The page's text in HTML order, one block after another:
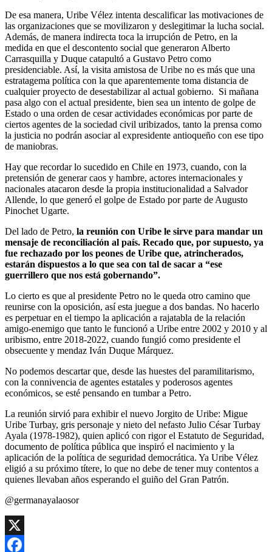
De esa manera, Uribe Vélez intenta descalificar las motivaciones de
las organizaciones que se movilizaron y deslegitimar la lucha social.
Además, de manera indirecta toca la irrupción de Petro, en la
medida en que el descontento social que generaron Alberto
Carrasquilla y Duque catapultó a Gustavo Petro como
presidenciable. Así, la visita amistosa de Uribe no es más que una
estratagema política con la que aparentemente toma distancia de
cualquier proyecto de desestabilizar al actual gobierno. Si mañana
pasa algo con el actual presidente, bien sea un intento de golpe de
Estado o una orden de cesar actividades económicas por parte de
ciertos agentes de la sociedad civil uribizados, tanto la prensa como
la justicia no podrán asociar al expresidente antioqueño con ese tipo
de maniobras.
Hay que recordar lo sucedido en Chile en 1973, cuando, con la
pretensión de generar caos y hambre, actores internacionales y
nacionales atacaron desde la propia institucionalidad a Salvador
Allende, lo que generó el golpe de Estado por parte de Augusto
Pinochet Ugarte.
Del lado de Petro, la reunión con Uribe le sirve para mandar un
mensaje de reconciliación al país. Recado que, por supuesto, ya
fue rechazado por los peones de Uribe que, atrincherados,
estarán dispuestos a lo que sea con tal de sacar a “ese
guerrillero que nos está gobernando”.
Lo cierto es que al presidente Petro no le queda otro camino que
reunirse con la oposición, así esta juegue a dos bandas. No hacerlo
es perpetuar en el tiempo la aplicación a rajatabla de la relación
amigo-enemigo que tanto le funcionó a Uribe entre 2002 y 2010 y al
uribismo, entre 2018-2022, cuando fungió como presidente el
obsecuente y mendaz Iván Duque Márquez.
No podemos descartar que, desde las huestes del paramilitarismo,
con la connivencia de agentes estatales y poderosos agentes
económicos, se esté pensando en tumbar a Petro.
La reunión sirvió para exhibir el nuevo Jorgito de Uribe: Migue
Uribe Turbay, gris personaje y nieto del nefasto Julio César Turbay
Ayala (1978-1982), quien aplicó con rigor el Estatuto de Seguridad,
documento de política pública que inspiró el nacimiento y la
aplicación de la política de seguridad democrática. Ya Uribe Vélez
eligió a su próximo títere, lo que no debe de tener muy contentos a
quienes llevaban años esperando el guiño del Gran Patrón.
@germanayalaosor
X